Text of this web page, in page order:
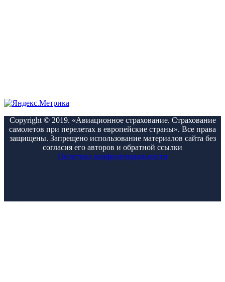
Copyright © 2019. «Авиационное страхование. Страхование
самолетов при перелетах в европейские страны». Все права
защищены. Запрещено использование материалов сайта без
согласия его авторов и обратной ссылки
Политика конфиденциальности